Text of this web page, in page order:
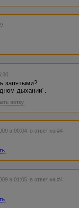
запятыми?
дыхании".
ветку
в 00:04 в ответ на #4
в 01:05 в ответ на #4